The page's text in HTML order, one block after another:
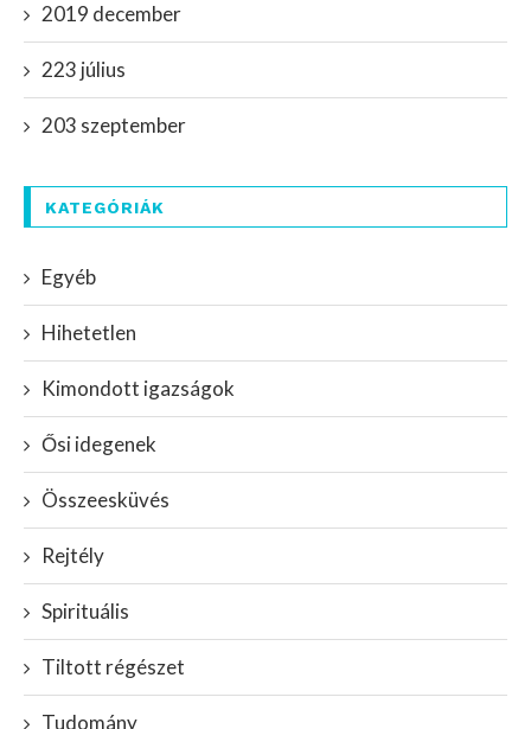
2019 december
223 július
203 szeptember
KATEGÓRIÁK
Egyéb
Hihetetlen
Kimondott igazságok
Ősi idegenek
Összeesküvés
Rejtély
Spirituális
Tiltott régészet
Tudomány